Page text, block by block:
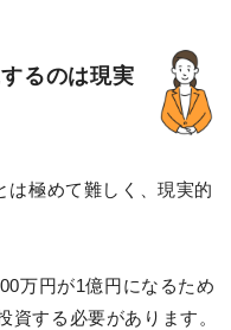
るのは現実
は極めて難しく、現実的
万円が1億円になるため
資する必要があります。